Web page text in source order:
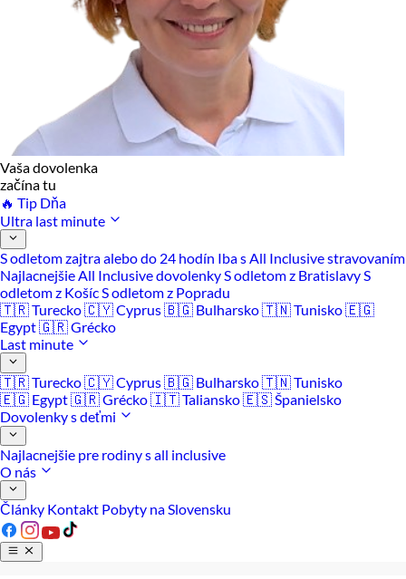
Vaša dovolenka
začína tu
🔥 Tip Dňa
Ultra last minute
S odletom zajtra alebo do 24 hodín Iba s All Inclusive stravovaním
Najlacnejšie All Inclusive dovolenkyS odletom z BratislavyS
odletom z KošícS odletom z Popradu
🇹🇷 Turecko🇨🇾 Cyprus🇧🇬 Bulharsko🇹🇳 Tunisko🇪🇬
Egypt🇬🇷 Grécko
Last minute
🇹🇷 Turecko🇨🇾 Cyprus🇧🇬 Bulharsko🇹🇳 Tunisko
🇪🇬 Egypt🇬🇷 Grécko🇮🇹 Taliansko🇪🇸 Španielsko
Dovolenky s deťmi
Najlacnejšie pre rodiny s all inclusive
O nás
Články Kontakt Pobyty na Slovensku
Personalizácia reklám
Povoliť vybrané
Odmietnuť